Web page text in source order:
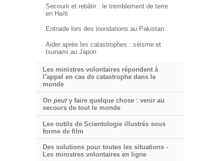
Secourir et rebâtir : le tremblement de terre
en Haïti
Entraide lors des inondations au Pakistan
Aider après les catastrophes : séisme et
tsunami au Japon
Les ministres volontaires répondent à
l’appel en cas de catastrophe dans le
monde
On peuty faire quelque chose : venir au
secours de tout le monde
Les outils de Scientologie illustrés sous
forme de film
Des solutions pour toutes les situations -
Les ministres volontaires en ligne